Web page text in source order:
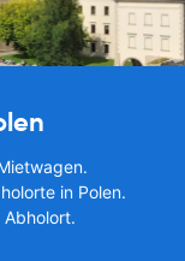
in Polen.